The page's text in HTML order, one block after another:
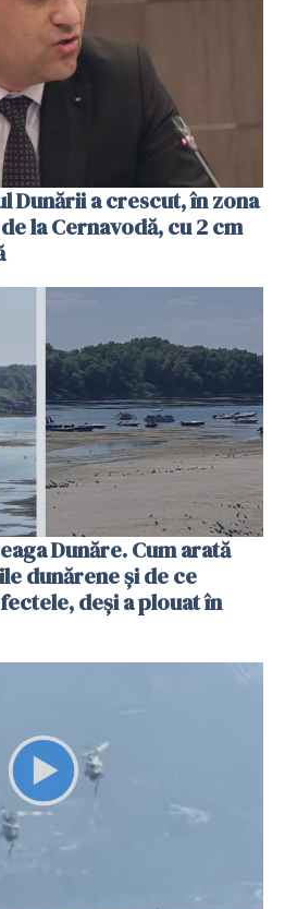
Dunării a crescut, în zona
la Cernavodă, cu 2 cm
Dunăre. Cum arată
dunărene și de ce
deși a plouat în